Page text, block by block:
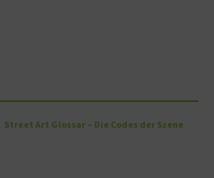
Street Art Glossar – Die Codes der Szene